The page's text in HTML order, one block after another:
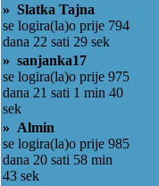
» Slatka Tajna
se logira(la)o prije 794
dana 22 sati 29 sek
» sanjanka17
se logira(la)o prije 975
dana 21 sati 1 min 40
sek
» Almin
se logira(la)o prije 985
dana 20 sati 58 min
43 sek